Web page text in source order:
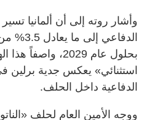
وأشار روته إلى أن ألمانيا
الدفاعي
بحلول عام 2029،
استثنائي» يعكس جدية برلين
الدفاعية داخل الحلف.
ووجه الأمين العام لحلف